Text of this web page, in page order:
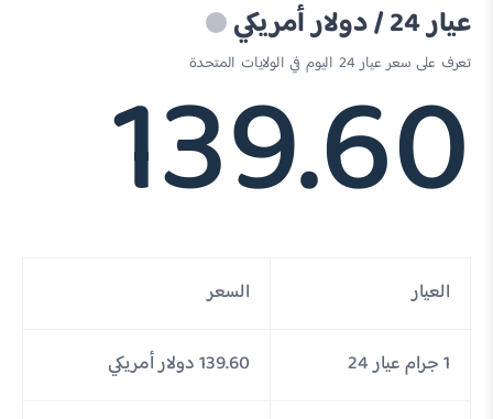
عيار 24 / دولار أمريكي
تعرف على سعر عيار 24 اليوم في الولايات المتحدة
139.60
العيار السعر
1 جرام عيار 24 139.60 دولار أمريكي